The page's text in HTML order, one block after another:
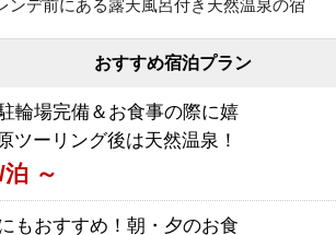
ラン / 焼額山スキー場が目
無料♪
～
で選択可能！
ンデ前にある露天風呂付き天然温泉の宿
おすすめ宿泊プラン
輪場完備＆お食事の際に嬉
ツーリング後は天然温泉！
～
もおすすめ！朝・夕のお食